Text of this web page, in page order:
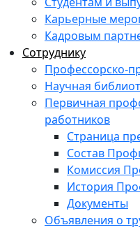
Карьерные
Кадровым
Сотруднику
Профессорско-
Научная
Первичная
работников
Страница
Состав
Комиссия
История
Документы
Объявления о